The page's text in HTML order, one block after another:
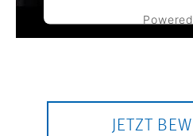
Usercentrics
JETZT